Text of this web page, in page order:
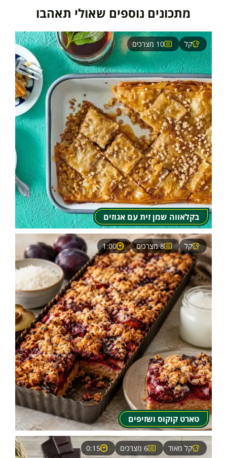
מתכונים נוספים שאולי תאהבו
בקלאווה שמן זית עם אגוזים
קל 10 מצרכים
טארט קוקוס ושזיפים
קל 8 מצרכים 1:00
קל מאוד 6 מצרכים 0:15